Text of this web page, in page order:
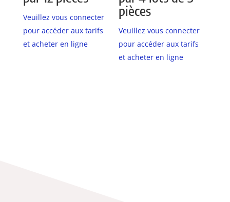
Veuillez vous connecter
pour accéder aux tarifs
et acheter en ligne
pièces
Veuillez vous connecter
pour accéder aux tarifs
et acheter en ligne